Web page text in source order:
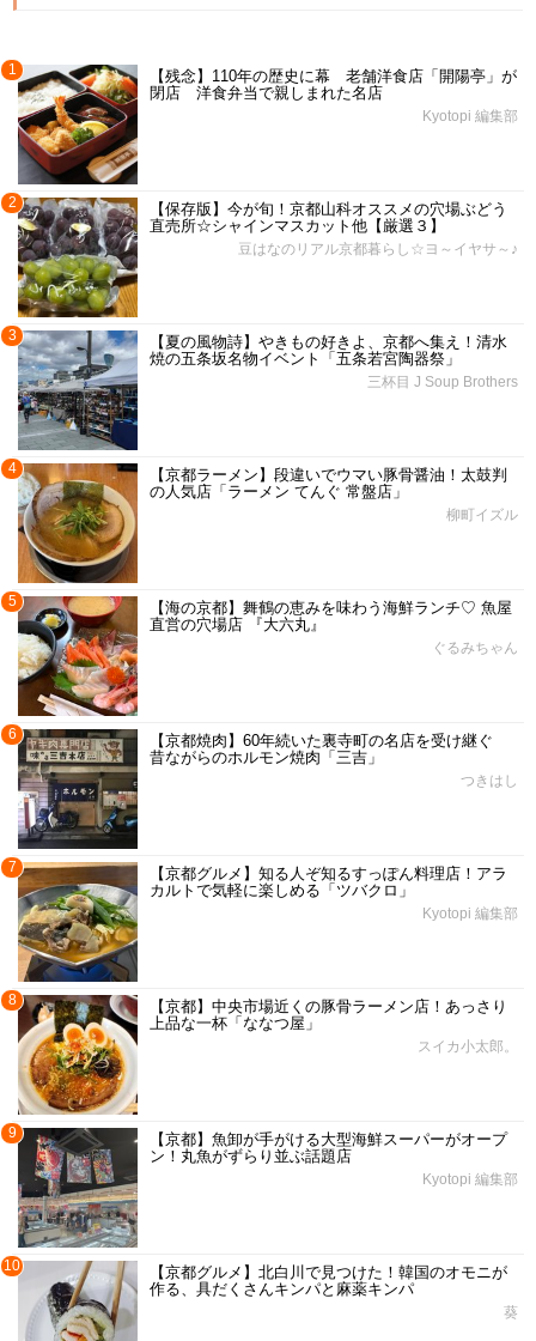
1
【残念】110年の歴史に幕 老舗洋食店「開陽亭」が
閉店 洋食弁当で親しまれた名店
Kyotopi 編集部
2
【保存版】今が旬！京都山科オススメの穴場ぶどう
直売所☆シャインマスカット他【厳選３】
豆はなのリアル京都暮らし☆ヨ～イヤサ～♪
3
【夏の風物詩】やきもの好きよ、京都へ集え！清水
焼の五条坂名物イベント「五条若宮陶器祭」
三杯目 J Soup Brothers
4
【京都ラーメン】段違いでウマい豚骨醤油！太鼓判
の人気店「ラーメン てんぐ 常盤店」
柳町イズル
5
【海の京都】舞鶴の恵みを味わう海鮮ランチ♡ 魚屋
直営の穴場店 『大六丸』
ぐるみちゃん
6
【京都焼肉】60年続いた裏寺町の名店を受け継ぐ
昔ながらのホルモン焼肉「三吉」
つきはし
7
【京都グルメ】知る人ぞ知るすっぽん料理店！アラ
カルトで気軽に楽しめる「ツバクロ」
Kyotopi 編集部
8
【京都】中央市場近くの豚骨ラーメン店！あっさり
上品な一杯「ななつ屋」
スイカ小太郎。
9
【京都】魚卸が手がける大型海鮮スーパーがオープ
ン！丸魚がずらり並ぶ話題店
Kyotopi 編集部
10
【京都グルメ】北白川で見つけた！韓国のオモニが
作る、具だくさんキンパと麻薬キンパ
葵